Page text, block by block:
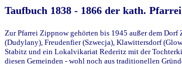
Taufbuch 1838 - 1866 der kath.
Zur Pfarrei Zippnow gehörten bis 1945 außer dem
(Dudylany), Freudenfier (Szwecja), Klawittersdorf
Stabitz und ein Lokalvikariat Rederitz mit der
diesen Gemeinden - wohl noch aus traditionellen